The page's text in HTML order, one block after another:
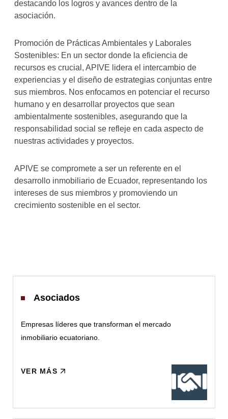
destacando los logros y avances dentro de la
asociación.
Promoción de Prácticas Ambientales y Laborales
Sostenibles: En un sector donde la eficiencia de
recursos es crucial, APIVE lidera el intercambio de
experiencias y el diseño de estrategias conjuntas entre
sus miembros. Nos enfocamos en potenciar el recurso
humano y en desarrollar proyectos que sean
ambientalmente sostenibles, asegurando que la
responsabilidad social se refleje en cada aspecto de
nuestras actividades y proyectos.
APIVE se compromete a ser un referente en el
desarrollo inmobiliario de Ecuador, representando los
intereses de sus miembros y promoviendo un
crecimiento sostenible en el sector.
Asociados
Empresas líderes que transforman el mercado
inmobiliario ecuatoriano.
VER MÁS